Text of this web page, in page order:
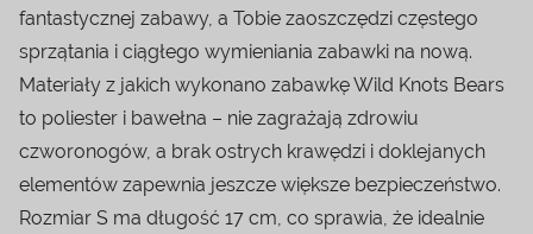
fantastycznej zabawy, a Tobie zaoszczędzi częstego
sprzątania i ciągłego wymieniania zabawki na nową.
Materiały z jakich wykonano zabawkę Wild Knots Bears
to poliester i bawełna – nie zagrażają zdrowiu
czworonogów, a brak ostrych krawędzi i doklejanych
elementów zapewnia jeszcze większe bezpieczeństwo.
Rozmiar S ma długość 17 cm, co sprawia, że idealnie